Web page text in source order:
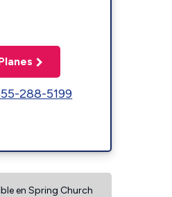
288-5199
en Spring Church